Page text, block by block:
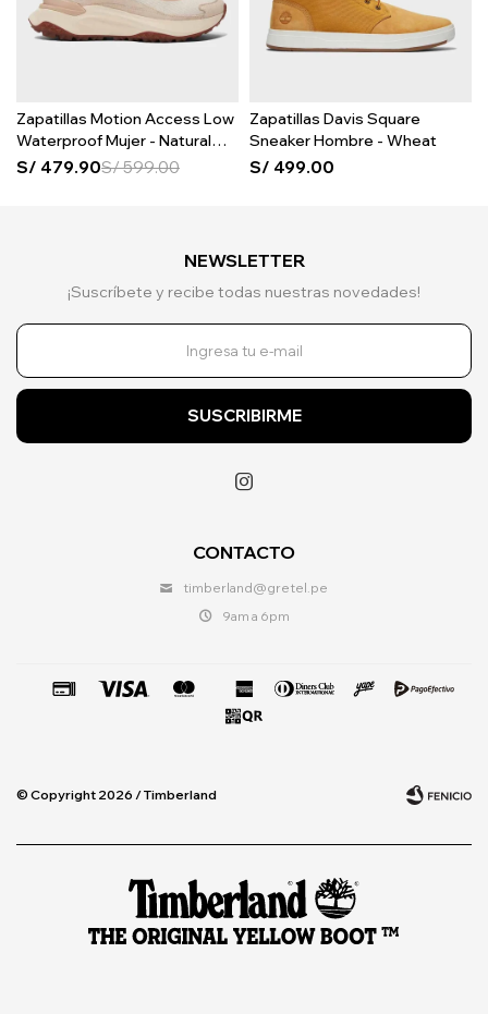
Zapatillas Motion Access Low
Waterproof Mujer - Natural
Mesh
S/ 479.90S/599.00
Zapatillas Davis Square
Sneaker Hombre - Wheat
S/ 499.00
CONTACTO
timberland@gretel.pe
9am a 6pm
NEWSLETTER
¡Suscríbete y recibe todas nuestras novedades!
SUSCRIBIRME

© Copyright 2026 / Timberland